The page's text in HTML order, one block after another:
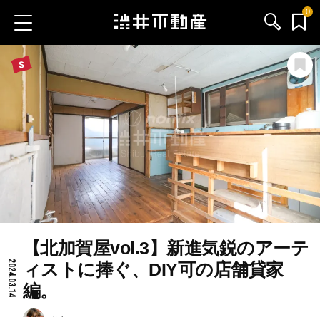
0
お気に入り物件 お問い合わせ
ブログ
サービス内容
渋井不動産のメンバー
会社情報
2024.03.14
【北加賀屋vol.3】新進気鋭のアーテ
ィストに捧ぐ、DIY可の店舗貸家
編。